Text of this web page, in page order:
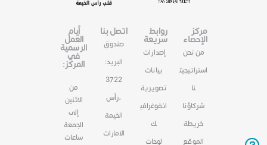
مركز
الإحصاء
من نحن
استراتيجيت
نا
شركاؤنا
خريطة
الموقع
روابط
سريعة
إصدارات
بيانات
تصويرية
انفوغرافي
ك
لوحات
اتصل بنا
صندوق
البريد:
3722
،رأس
الخيمة
الامارات
أيام
العمل
الرسمية
في
المركز:
من
الاثنين
إلى
الجمعة
ساعات